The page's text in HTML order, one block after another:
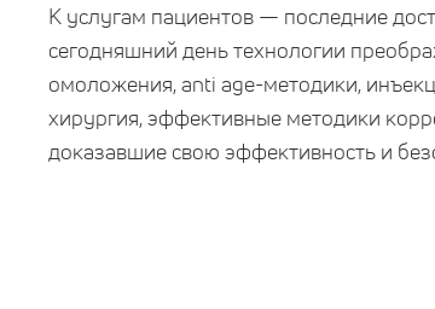
К услугам пациентов — последние
сегодняшний день технологии
омоложения, anti age-методики,
хирургия, эффективные методики
доказавшие свою эффективность и